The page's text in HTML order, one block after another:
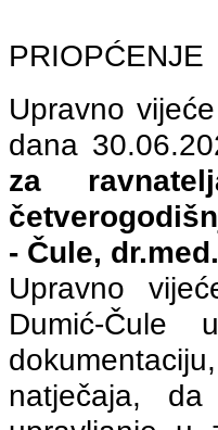
Biomedicina
Početak
se naknadno.
Dječja bolnica